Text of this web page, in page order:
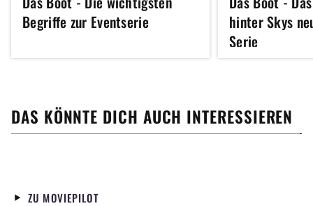
Begriffe zur Eventserie
hinter Skys
Serie
DAS KÖNNTE DICH AUCH INTERESSIEREN
ZU MOVIEPILOT